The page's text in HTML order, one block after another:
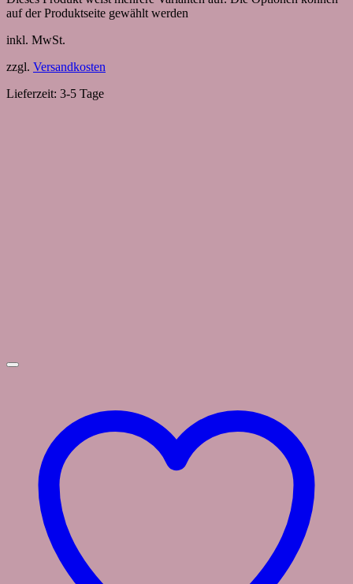
auf der Produktseite gewählt werden
inkl. MwSt.
zzgl. Versandkosten
Lieferzeit: 3-5 Tage